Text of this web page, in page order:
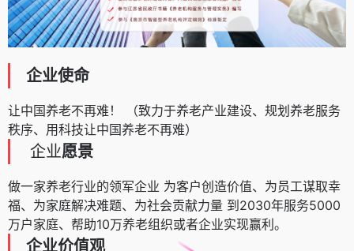
企业使命
让中国养老不再难！ （致力于养老产业建设、规划养老服务
秩序、用科技让中国养老不再难）
企业愿景
做一家养老行业的领军企业 为客户创造价值、为员工谋取幸
福、为家庭解决难题、为社会贡献力量 到2030年服务5000
万户家庭、帮助10万养老组织或者企业实现赢利。
企业价值观